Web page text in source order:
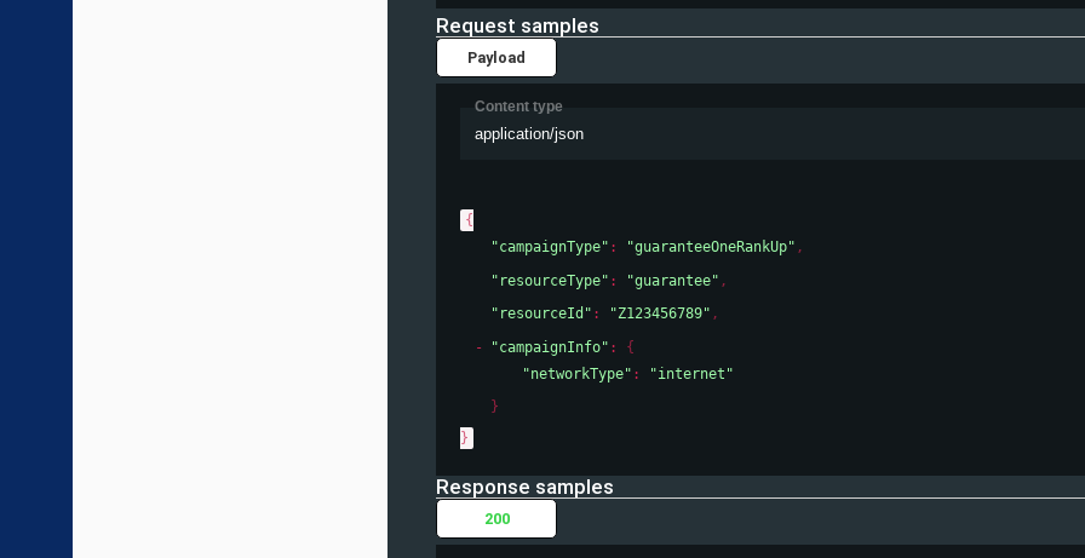
Request samples
Payload
Content type
application/json
{
"campaignType" : "guaranteeOneRankUp" ,
"resourceType" : "guarantee" ,
"resourceId" : "Z123456789" ,
"campaignInfo" : {
"networkType" :
"internet"
}
}
Response samples
200